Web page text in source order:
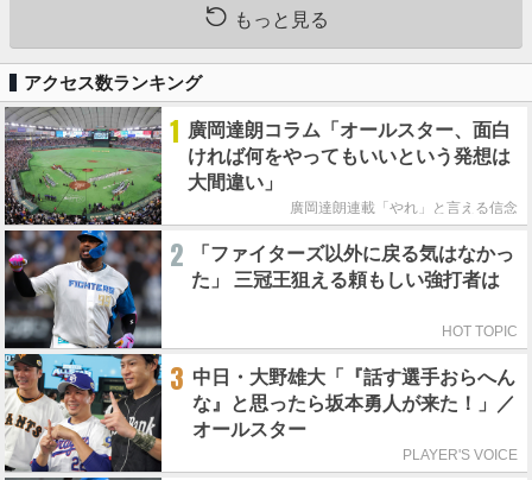
もっと見る
アクセス数ランキング
1 廣岡達朗コラム「オールスター、面白
ければ何をやってもいいという発想は
大間違い」
廣岡達朗連載「やれ」と言える信念
2
「ファイターズ以外に戻る気はなかっ
た」 三冠王狙える頼もしい強打者は
HOT TOPIC
3 中日・大野雄大「『話す選手おらへん
な』と思ったら坂本勇人が来た！」／
オールスター
PLAYER'S VOICE